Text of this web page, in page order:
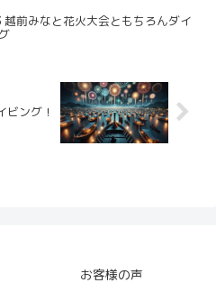
前みなと花火大会ともちろんダイ
ング！
お客様の声